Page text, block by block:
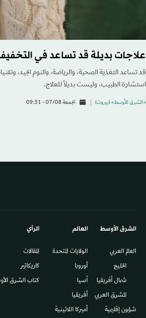
علاجات بديلة قد تساعد في
قد تساعد التغذية الصحية، والرياضة، والنوم الجيد،
استشارة الطبيب، وليست بديلاً للعلاج.
«الشرق الأوسط» (بيروت) الجمعة 07/08 - 09:31
الشرق الأوسط​
العالم العربي
الخليج
شمال أفريقيا
المشرق العربي
شؤون إقليمية
العالم
الولايات المتحدة
أوروبا
آسيا
أفريقيا
أميركا اللاتينية
الرأي
المقالات
كاريكاتير
كتاب الشرق